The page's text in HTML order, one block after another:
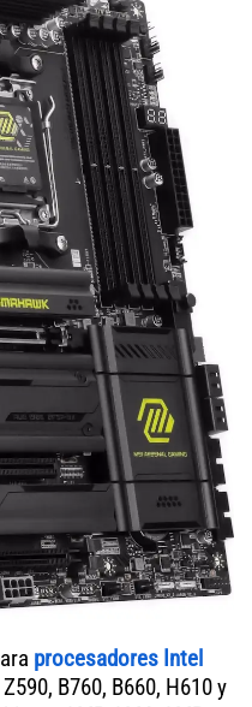
procesadores Intel
B760, B660, H610 y